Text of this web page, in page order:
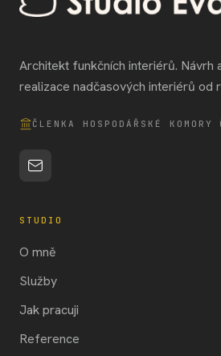
Architekt funkčních interiérů. Návrh
realizace nadčasových interiérů od
ČLENKA HOSPODÁŘSKÉ KOMORY
STUDIO
O mně
Služby
Jak pracuji
Reference